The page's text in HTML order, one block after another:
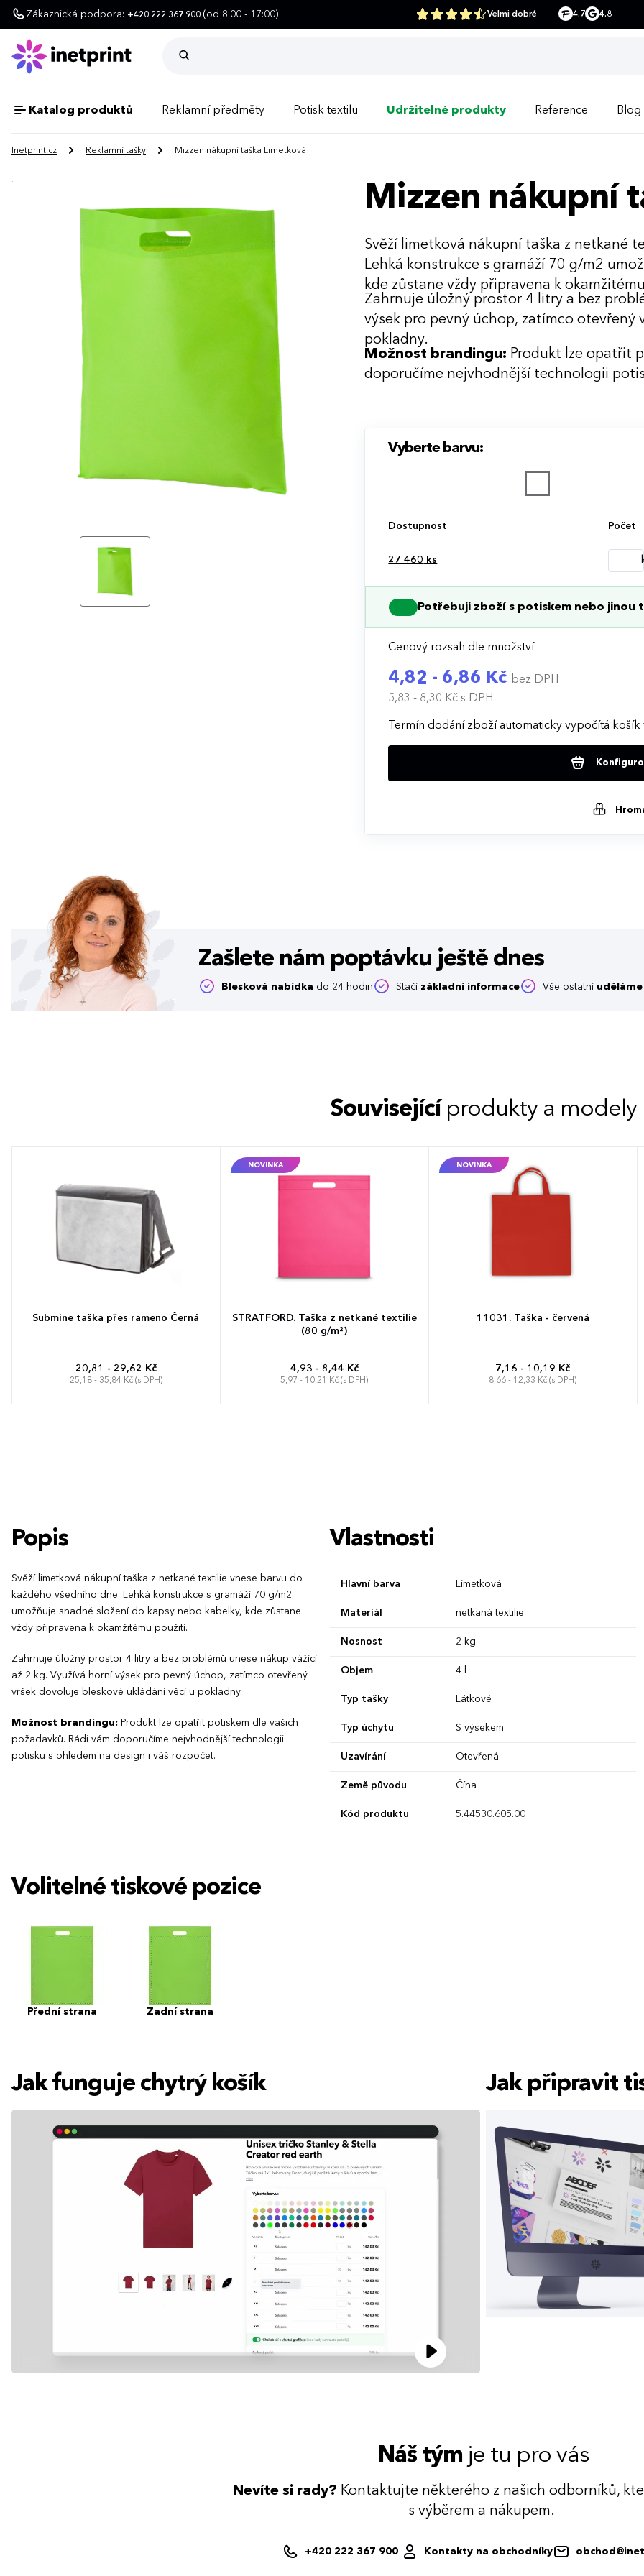
Zákaznická podpora: +420 222 367 900 (od 8:00 - 17:00) Velmi dobré 4.7 4.8
Katalog produktů Reklamní předměty Potisk textilu Udržitelné produkty Reference Blog
Inetprint.cz Reklamní tašky Mizzen nákupní taška Limetková
Mizzen nákupní
Svěží limetková nákupní taška z netkané
Lehká konstrukce s gramáží 70 g/m2
kde zůstane vždy připravena k
Zahrnuje úložný prostor 4 litry a bez
výsek pro pevný úchop, zatímco otevřený
pokladny.
Možnost brandingu: Produkt lze opatřit
doporučíme nejvhodnější technologii
Vyberte barvu:
Dostupnost Počet
27 460 ks
Potřebuji zboží s potiskem nebo jinou
Cenový rozsah dle množství
4,82 - 6,86 Kč bez DPH
5,83 - 8,30 Kčs DPH
Termín dodání zboží automaticky vypočítá
Zašlete nám poptávku ještě dnes
Blesková nabídka do 24 hodin Stačí základní informace Vše ostatní uděláme
Související produkty a modely
Submine taška přes rameno Černá
20,81 - 29,62 Kč
25,18 - 35,84 Kč (s DPH)
NOVINKA
STRATFORD. Taška z netkané textilie
(80 g/m²)
4,93 - 8,44 Kč
5,97 - 10,21 Kč (s DPH)
NOVINKA
11031. Taška - červená
7,16 - 10,19 Kč
8,66 - 12,33 Kč (s DPH)
Popis
Svěží limetková nákupní taška z netkané textilie vnese barvu do
každého všedního dne. Lehká konstrukce s gramáží 70 g/m2
umožňuje snadné složení do kapsy nebo kabelky, kde zůstane
vždy připravena k okamžitému použití.
Zahrnuje úložný prostor 4 litry a bez problémů unese nákup vážící
až 2 kg. Využívá horní výsek pro pevný úchop, zatímco otevřený
vršek dovoluje bleskové ukládání věcí u pokladny.
Možnost brandingu: Produkt lze opatřit potiskem dle vašich
požadavků. Rádi vám doporučíme nejvhodnější technologii
potisku s ohledem na design i váš rozpočet.
Vlastnosti
Hlavní barva Limetková
Materiál netkaná textilie
Nosnost 2 kg
Objem 4 l
Typ tašky Látkové
Typ úchytu S výsekem
Uzavírání Otevřená
Země původu Čína
Kód produktu 5.44530.605.00
Volitelné tiskové pozice
Přední strana Zadní strana
Jak funguje chytrý košík Jak připravit
Náš tým je tu pro vás
Nevíte si rady? Kontaktujte některého z našich odborníků,
s výběrem a nákupem.
+420 222 367 900 Kontakty na obchodníky